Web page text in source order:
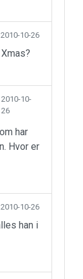
2010-10-26
2010-10-
26
har
Hvor er
2010-10-26
han i